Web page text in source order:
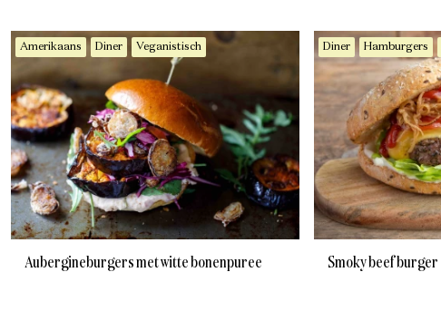
Amerikaans Diner Veganistisch
Aubergineburgers met witte bonenpuree
Diner Hamburgers
Smoky beef burger